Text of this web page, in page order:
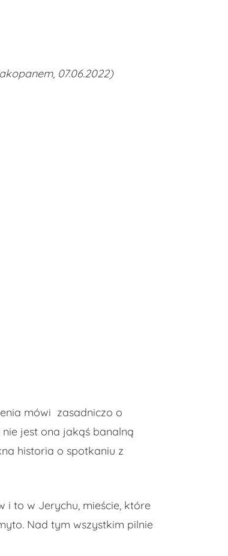
07.06.2022)
mówi zasadniczo o
jest ona jakąś banalną
historia o spotkaniu z
i to w Jerychu, mieście, które
Nad tym wszystkim pilnie